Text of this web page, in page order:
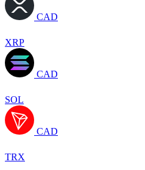
CAD
XRP
CAD
SOL
CAD
TRX